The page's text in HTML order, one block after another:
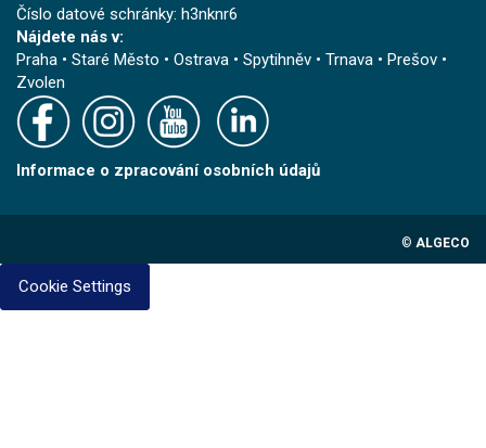
Číslo datové schránky: h3nknr6
Nájdete nás v:
Praha • Staré Město • Ostrava • Spytihněv • Trnava • Prešov •
Zvolen
Informace o zpracování osobních údajů
© ALGECO
Cookie Settings